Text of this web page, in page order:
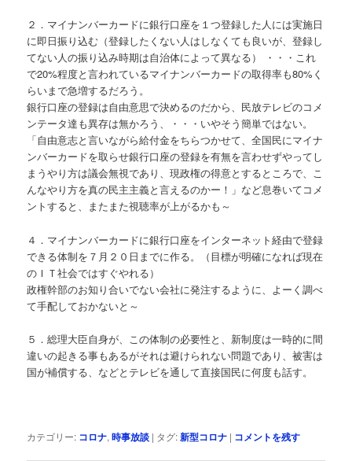
２．マイナンバーカードに銀行口座を１つ登録した人には実施日
に即日振り込む（登録したくない人はしなくても良いが、登録し
てない人の振り込み時期は自治体によって異なる） ・・・これ
で20%程度と言われているマイナンバーカードの取得率も80%く
らいまで急増するだろう。
銀行口座の登録は自由意思で決めるのだから、民放テレビのコメ
ンテータ達も異存は無かろう、・・・いやそう簡単ではない。
「自由意志と言いながら給付金をちらつかせて、全国民にマイナ
ンバーカードを取らせ銀行口座の登録を有無を言わせずやってし
まうやり方は議会無視であり、現政権の得意とするところで、こ
んなやり方を真の民主主義と言えるのかー！」など息巻いてコメ
ントすると、またまた視聴率が上がるかも～
４．マイナンバーカードに銀行口座をインターネット経由で登録
できる体制を７月２０日までに作る。（目標が明確になれば現在
のＩＴ社会ではすぐやれる）
政権幹部のお知り合いでない会社に発注するように、よーく調べ
て手配しておかないと～
５．総理大臣自身が、この体制の必要性と、新制度は一時的に間
違いの起きる事もあるがそれは避けられない問題であり、被害は
国が補償する、などとテレビを通して直接国民に何度も話す。
カテゴリー: コロナ,時事放談 | タグ:新型コロナ | コメントを残す